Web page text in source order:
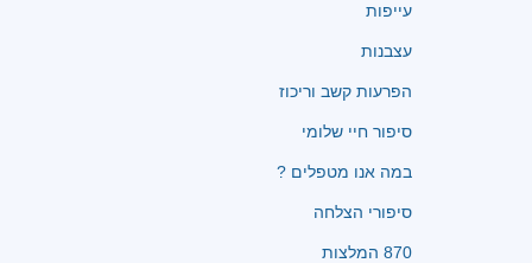
עייפות
עצבנות
הפרעות קשב וריכוז
סיפור חיי שלומי
במה אנו מטפלים ?
סיפורי הצלחה
870 המלצות